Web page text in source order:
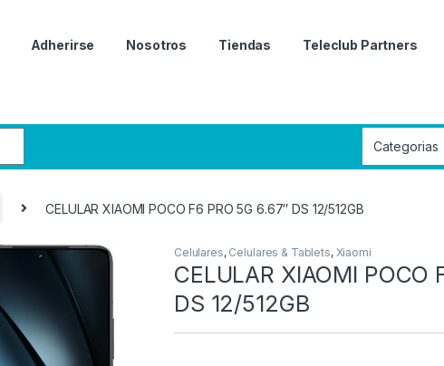
Adherirse Nosotros Tiendas Teleclub Partners
CELULAR XIAOMI POCO F6 PRO 5G 6.67″ DS 12/512GB
Celulares, Celulares & Tablets, Xiaomi
CELULAR XIAOMI POCO
DS 12/512GB